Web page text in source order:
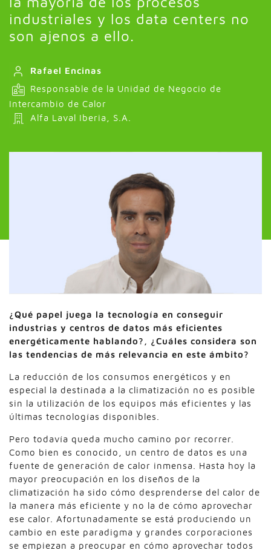
industriales y los data centers no
son ajenos a ello.
Rafael Encinas
Responsable de la Unidad de Negocio de
Intercambio de Calor
Alfa Laval Iberia, S.A.
¿Qué papel juega la tecnología en conseguir
industrias y centros de datos más eficientes
energéticamente hablando?, ¿Cuáles considera son
las tendencias de más relevancia en este ámbito?
La reducción de los consumos energéticos y en
especial la destinada a la climatización no es posible
sin la utilización de los equipos más eficientes y las
últimas tecnologías disponibles.
Pero todavía queda mucho camino por recorrer.
Como bien es conocido, un centro de datos es una
fuente de generación de calor inmensa. Hasta hoy la
mayor preocupación en los diseños de la
climatización ha sido cómo desprenderse del calor de
la manera más eficiente y no la de cómo aprovechar
ese calor. Afortunadamente se está produciendo un
cambio en este paradigma y grandes corporaciones
se empiezan a preocupar en cómo aprovechar todos